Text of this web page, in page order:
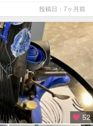
投稿日：7ヶ月前
52